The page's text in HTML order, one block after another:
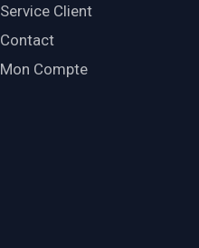
Service Client
Contact
Mon Compte